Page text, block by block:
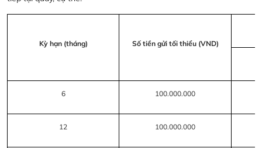
Kỳ hạn (tháng) Số tiền gửi tối thiểu (VND)
6 100.000.000
12 100.000.000